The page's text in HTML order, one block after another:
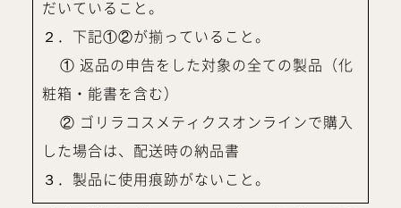
だいていること。
２．下記①②が揃っていること。
① 返品の申告をした対象の全ての製品（化
粧箱・能書を含む）
② ゴリラコスメティクスオンラインで購入
した場合は、配送時の納品書
３．製品に使用痕跡がないこと。